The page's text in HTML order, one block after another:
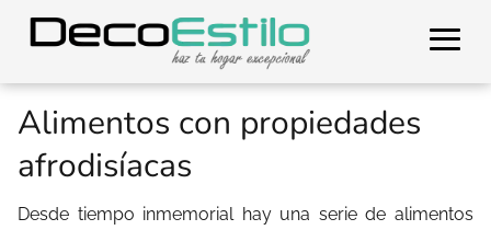
Alimentos con propiedades
afrodisíacas
Desde tiempo inmemorial hay una serie de alimentos